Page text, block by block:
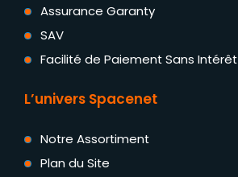
Assurance Garanty
SAV
Facilité de Paiement Sans Intérêt
L’univers Spacenet
Notre Assortiment
Plan du Site